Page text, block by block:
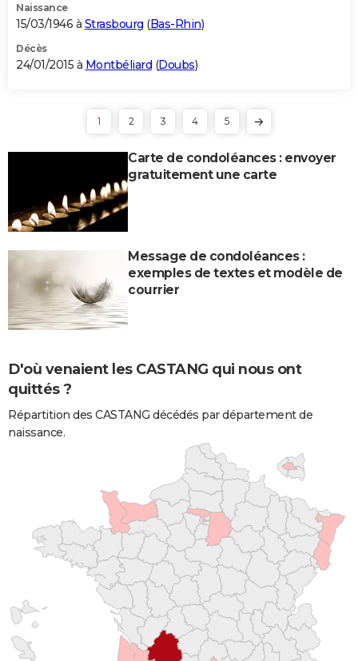
Naissance
15/03/1946 à Strasbourg (Bas-Rhin)
Décès
24/01/2015 à Montbéliard (Doubs)
1 2 3 4 5
Carte de condoléances : envoyer
gratuitement une carte
Message de condoléances :
exemples de textes et modèle de
courrier
D'où venaient les CASTANG qui nous ont
quittés ?
Répartition des CASTANG décédés par département de
naissance.